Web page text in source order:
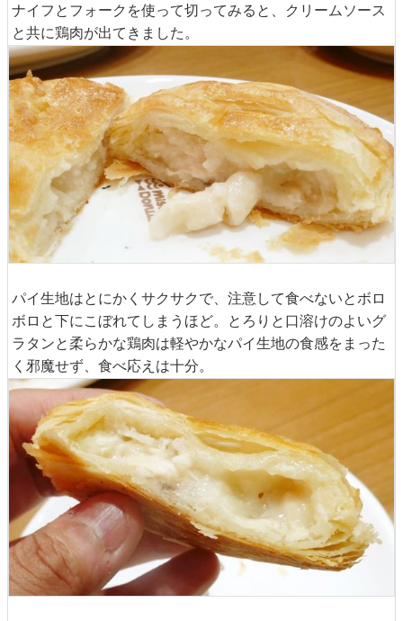
ナイフとフォークを使って切ってみると、クリームソース
と共に鶏肉が出てきました。
パイ生地はとにかくサクサクで、注意して食べないとボロ
ボロと下にこぼれてしまうほど。とろりと口溶けのよいグ
ラタンと柔らかな鶏肉は軽やかなパイ生地の食感をまった
く邪魔せず、食べ応えは十分。